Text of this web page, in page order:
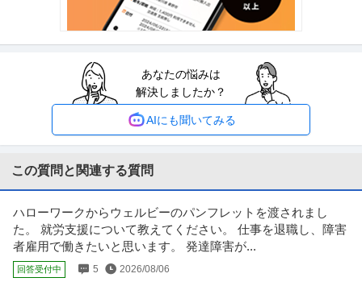
【職種】管理＞法務・コンプライアンス 【業種】士業＞その他 ※会員属性な
どに応じ、当該求人をビズリ …続きを見る
中野／現場品質検査（アパート）シニア活躍中／残業10h程度／
土日祝／”ホワイト企業”認定企業
株式会社レオパレス21
昇給あり
年収579万円〜1,002万円
残業10h程度｜土日祝｜”…続きを見る
経理（財務会計） ／ 経理／土日祝休み／服装自由／賞与4か月分
／平均年齢30代／残業月10時間
株式会社林電子
正社員 交通費支給 昇給あり 在宅ワーク
年収300万円〜500万円
あなたの悩みは
解決しましたか？
AIにも聞いてみる
この質問と関連する質問
ハローワークからウェルビーのパンフレットを渡されまし
た。 就労支援について教えてください。 仕事を退職し、障害
者雇用で働きたいと思います。 発達障害が...
回答受付中 5 2026/08/06